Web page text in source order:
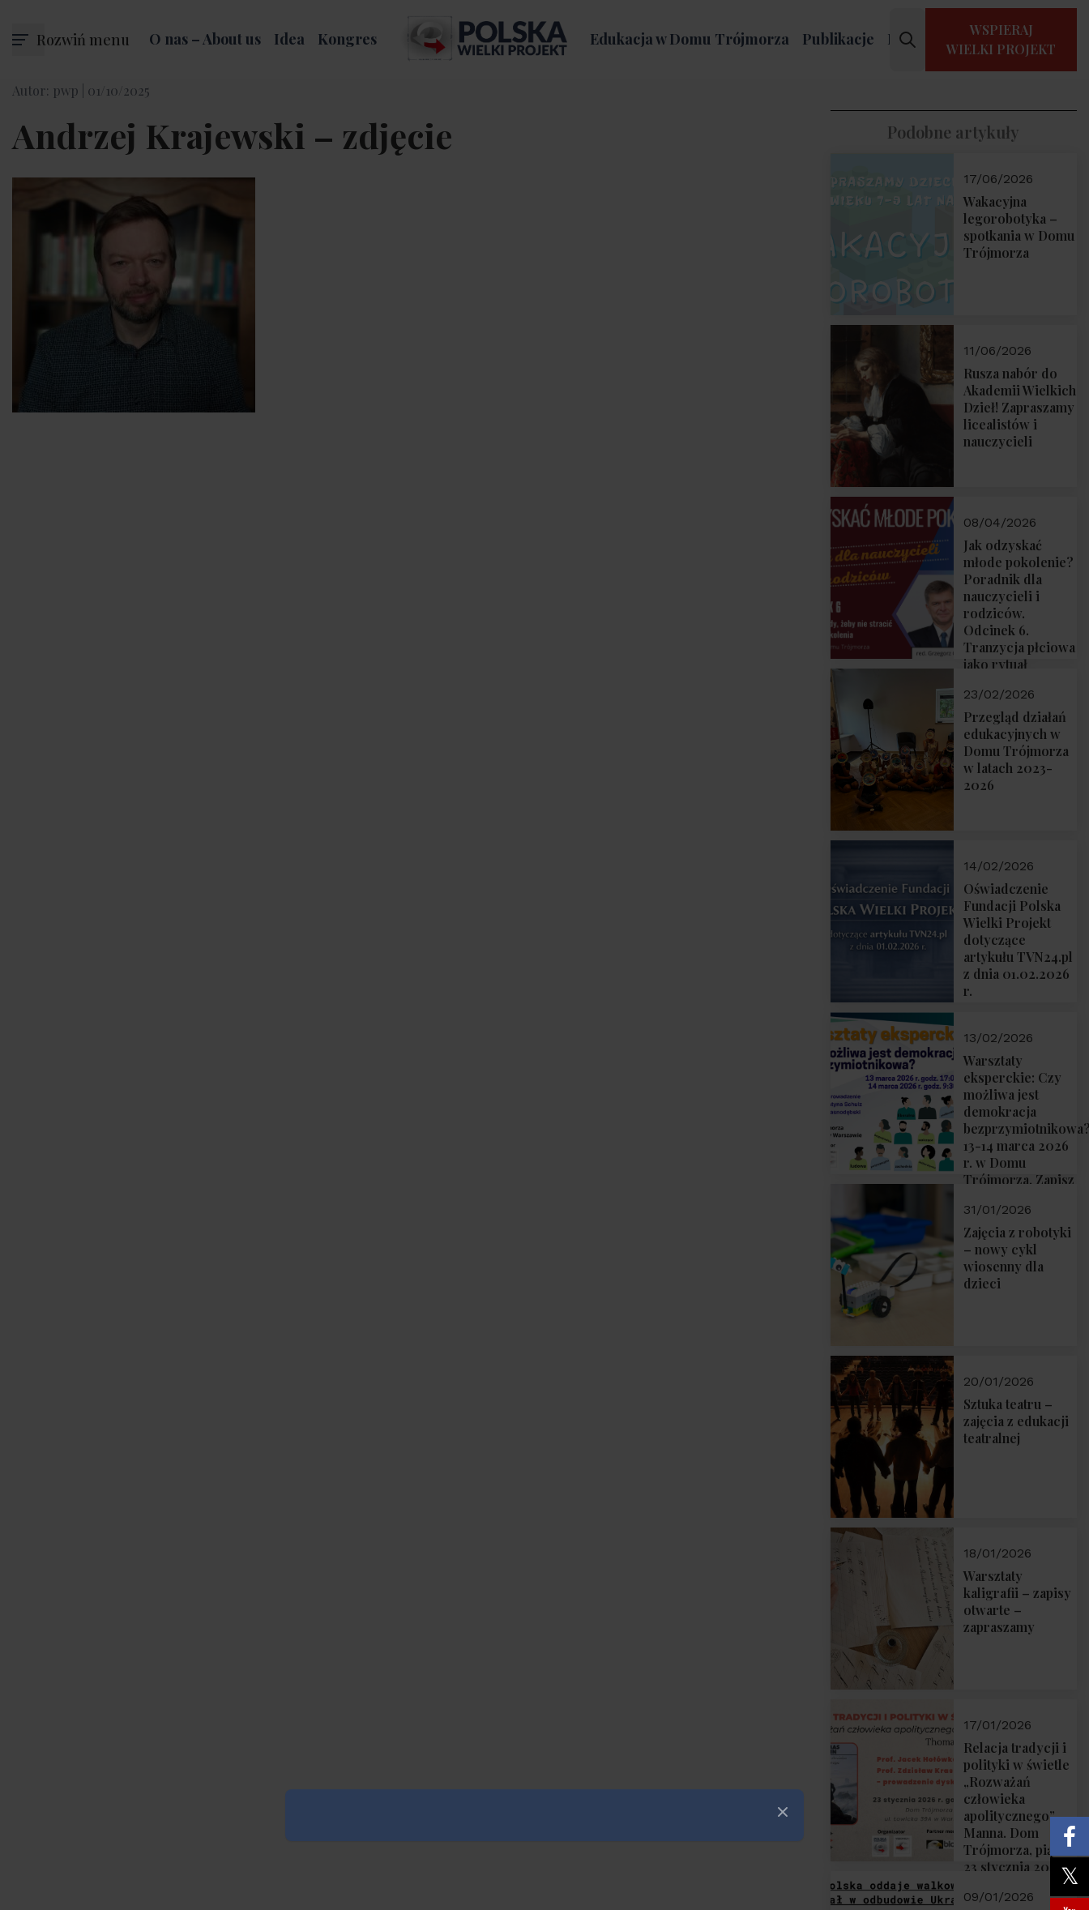
Rozwiń menu O nas – About us Idea Kongres Edukacja w Domu Trójmorza Publikacje Kontakt
WSPIERAJ
WIELKI PROJEKT
Autor: pwp | 01/10/2025
Andrzej Krajewski – zdjęcie Podobne artykuły
17/06/2026
Wakacyjna
legorobotyka –
spotkania w Domu
Trójmorza
11/06/2026
Rusza nabór do
Akademii Wielkich
Dzieł! Zapraszamy
licealistów i
nauczycieli
08/04/2026
Jak odzyskać
młode pokolenie?
Poradnik dla
nauczycieli i
rodziców.
Odcinek 6.
Tranzycja płciowa
jako rytuał
Rozmawiają red.
Grzegorz Górny i
prof. Michał
Łuczewski
23/02/2026
Przegląd działań
edukacyjnych w
Domu Trójmorza
w latach 2023-
2026
14/02/2026
Oświadczenie
Fundacji Polska
Wielki Projekt
dotyczące
artykułu TVN24.pl
z dnia 01.02.2026
r.
13/02/2026
Warsztaty
eksperckie: Czy
możliwa jest
demokracja
13-14 marca 2026
r. w Domu
Trójmorza. Zapisz
31/01/2026
Zajęcia z robotyki
– nowy cykl
wiosenny dla
dzieci
20/01/2026
Sztuka teatru –
zajęcia z edukacji
teatralnej
18/01/2026
Warsztaty
kaligrafii – zapisy
otwarte –
zapraszamy
17/01/2026
Relacja tradycji i
polityki w świetle
„Rozważań
człowieka
apolitycznego”
Manna. Dom
Trójmorza, piątek
23 stycznia 2026
Zapraszamy!
09/01/2026
Zamknij